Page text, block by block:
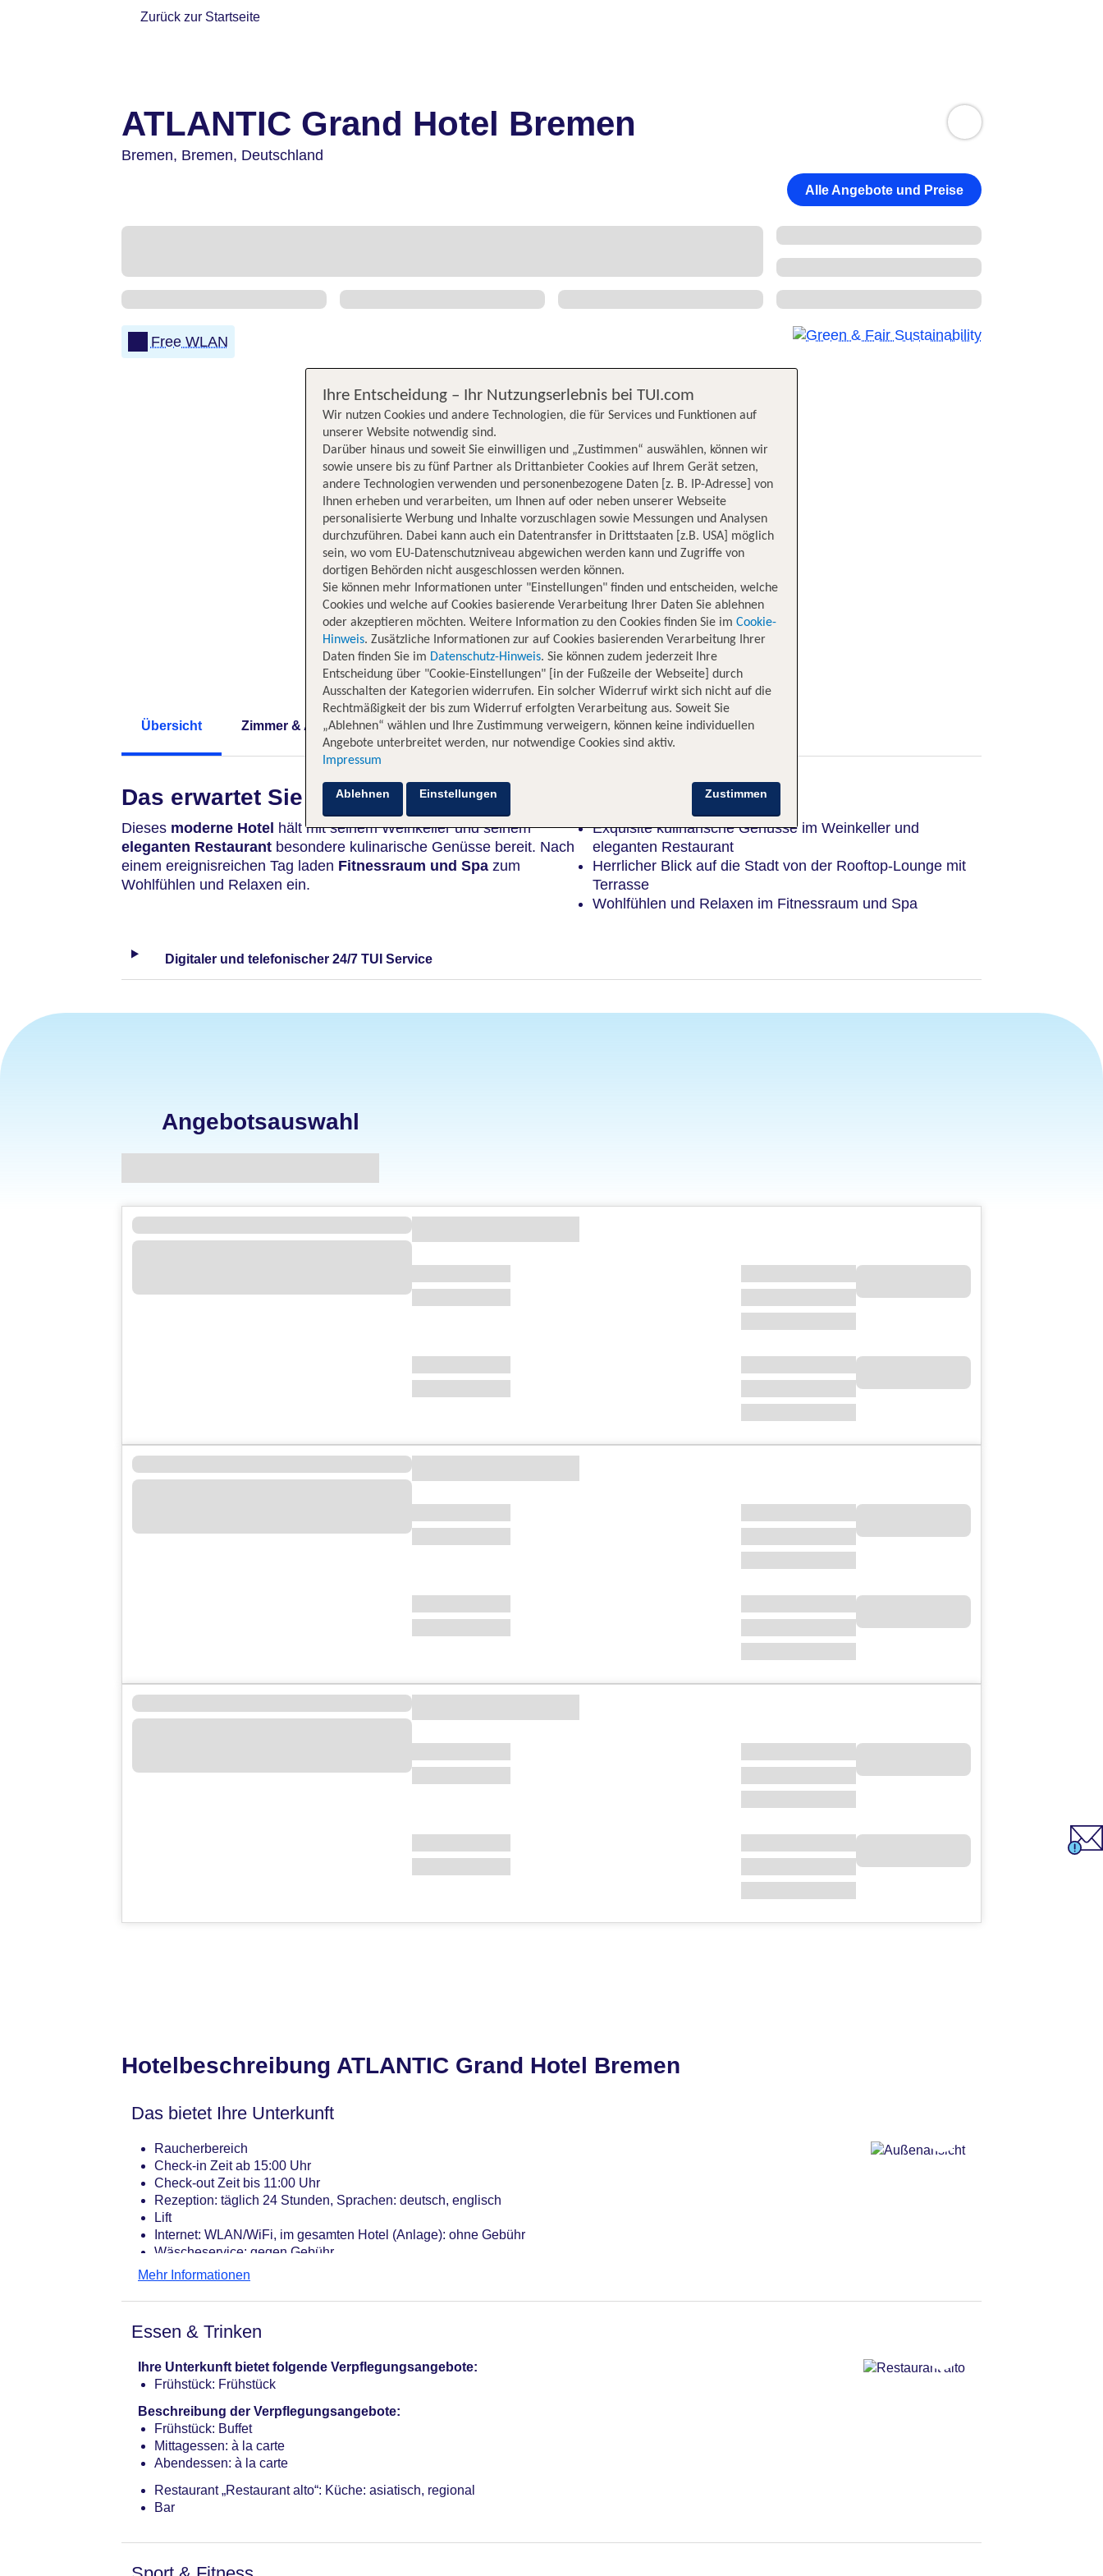
Zurück zur Startseite
ATLANTIC Grand Hotel Bremen
Bremen, Bremen, Deutschland
Alle Angebote und Preise
Free WLAN
Übersicht Zimmer & Angebote Hotelinformationen Lage Bewertungen
Das erwartet Sie
Dieses moderne Hotel hält mit seinem Weinkeller und seinem
eleganten Restaurant besondere kulinarische Genüsse bereit. Nach
einem ereignisreichen Tag laden Fitnessraum und Spa zum
Wohlfühlen und Relaxen ein.
Exquisite kulinarische Genüsse im Weinkeller und
eleganten Restaurant
Herrlicher Blick auf die Stadt von der Rooftop-Lounge mit
Terrasse
Wohlfühlen und Relaxen im Fitnessraum und Spa
Digitaler und telefonischer 24/7 TUI Service
Angebotsauswahl
Hotelbeschreibung ATLANTIC Grand Hotel Bremen
Das bietet Ihre Unterkunft
Raucherbereich
Check-in Zeit ab 15:00 Uhr
Check-out Zeit bis 11:00 Uhr
Rezeption: täglich 24 Stunden, Sprachen: deutsch, englisch
Lift
Internet: WLAN/WiFi, im gesamten Hotel (Anlage): ohne Gebühr
Wäscheservice: gegen Gebühr
Gepäckservice
Haustier: Hund erlaubt: ca. 30 EUR, Anfrage & Reservierung notwendig
Tagungseinrichtungen: Konferenzräume: 9, klimatisierte Tagungsräume, Tageslicht
Landeskategorie: 4 Sterne
Mehr Informationen
Essen & Trinken
Ihre Unterkunft bietet folgende Verpflegungsangebote:
Frühstück: Frühstück
Beschreibung der Verpflegungsangebote:
Frühstück: Buffet
Mittagessen: à la carte
Abendessen: à la carte
Restaurant „Restaurant alto“: Küche: asiatisch, regional
Bar
Ihre Entscheidung – Ihr Nutzungserlebnis bei TUI.com
Wir nutzen Cookies und andere Technologien, die für Services und Funktionen auf
unserer Website notwendig sind.
Darüber hinaus und soweit Sie einwilligen und „Zustimmen“ auswählen, können wir
sowie unsere bis zu fünf Partner als Drittanbieter Cookies auf Ihrem Gerät setzen,
andere Technologien verwenden und personenbezogene Daten [z. B. IP-Adresse] von
Ihnen erheben und verarbeiten, um Ihnen auf oder neben unserer Webseite
personalisierte Werbung und Inhalte vorzuschlagen sowie Messungen und Analysen
durchzuführen. Dabei kann auch ein Datentransfer in Drittstaaten [z.B. USA] möglich
sein, wo vom EU-Datenschutzniveau abgewichen werden kann und Zugriffe von
dortigen Behörden nicht ausgeschlossen werden können.
Sie können mehr Informationen unter "Einstellungen" finden und entscheiden, welche
Cookies und welche auf Cookies basierende Verarbeitung Ihrer Daten Sie ablehnen
oder akzeptieren möchten. Weitere Information zu den Cookies finden Sie im Cookie-
Hinweis. Zusätzliche Informationen zur auf Cookies basierenden Verarbeitung Ihrer
Daten finden Sie im Datenschutz-Hinweis. Sie können zudem jederzeit Ihre
Entscheidung über "Cookie-Einstellungen" [in der Fußzeile der Webseite] durch
Ausschalten der Kategorien widerrufen. Ein solcher Widerruf wirkt sich nicht auf die
Rechtmäßigkeit der bis zum Widerruf erfolgten Verarbeitung aus. Soweit Sie
„Ablehnen“ wählen und Ihre Zustimmung verweigern, können keine individuellen
Angebote unterbreitet werden, nur notwendige Cookies sind aktiv.
Impressum
Zustimmen
Ablehnen Einstellungen